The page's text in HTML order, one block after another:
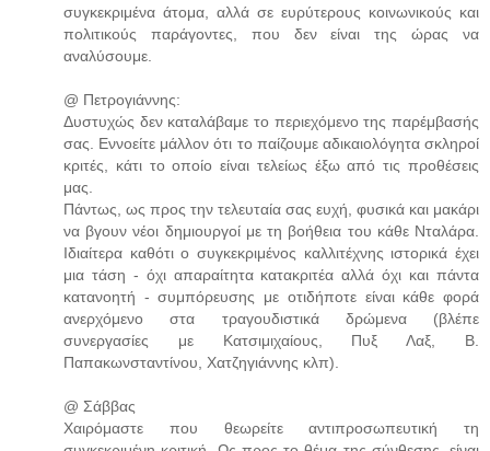
συγκεκριμένα άτομα, αλλά σε ευρύτερους κοινωνικούς και
πολιτικούς παράγοντες, που δεν είναι της ώρας να
αναλύσουμε.
@ Πετρογιάννης:
Δυστυχώς δεν καταλάβαμε το περιεχόμενο της παρέμβασής
σας. Εννοείτε μάλλον ότι το παίζουμε αδικαιολόγητα σκληροί
κριτές, κάτι το οποίο είναι τελείως έξω από τις προθέσεις
μας.
Πάντως, ως προς την τελευταία σας ευχή, φυσικά και μακάρι
να βγουν νέοι δημιουργοί με τη βοήθεια του κάθε Νταλάρα.
Ιδιαίτερα καθότι ο συγκεκριμένος καλλιτέχνης ιστορικά έχει
μια τάση - όχι απαραίτητα κατακριτέα αλλά όχι και πάντα
κατανοητή - συμπόρευσης με οτιδήποτε είναι κάθε φορά
ανερχόμενο στα τραγουδιστικά δρώμενα (βλέπε
συνεργασίες με Κατσιμιχαίους, Πυξ Λαξ, Β.
Παπακωνσταντίνου, Χατζηγιάννης κλπ).
@ Σάββας
Χαιρόμαστε που θεωρείτε αντιπροσωπευτική τη